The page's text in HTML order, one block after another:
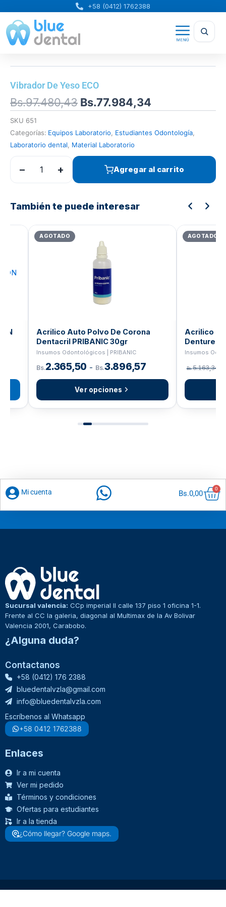
contenido
+58 (0412) 1762388
Vibrador De Yeso ECO
Bs.97.480,43 El
precio
era:
Bs.97.480,43.
Bs.77.984,34
precio
es:
SKU 651
Categorías: Equipos Laboratorio Estudiantes Odontología
Laboratorio dental
Material Laboratorio
− + Agregar al carrito
También te puede interesar
precio
original
Bs.1.264,88.
AGOTADO
Acrilico Auto Polvo De Corona
Dentacril PRIBANIC 30gr
Insumos Odontológicos | PRIBANIC
2.365,50 - Bs. 3.896,57
Ver opciones
AGOTADO
Acrilico
Denture
Insumos
5.163,34 Bs.
Mi cuenta Bs.0,00
0
Sucursal valencia: CCp imperial II calle 137 piso 1 oficina 1-1.
Frente al CC la galeria, diagonal al Multimax de la Av Bolivar
Valencia 2001, Carabobo.
¿Alguna duda?
Contactanos
+58 (0412) 176 2388
bluedentalvzla@gmail.com
info@bluedentalvzla.com
Escríbenos al Whatsapp
+58 0412 1762388
Enlaces
Ir a mi cuenta
Ver mi pedido
Términos y condiciones
Ofertas para estudiantes
Ir a la tienda
¿Cómo llegar? Google maps.